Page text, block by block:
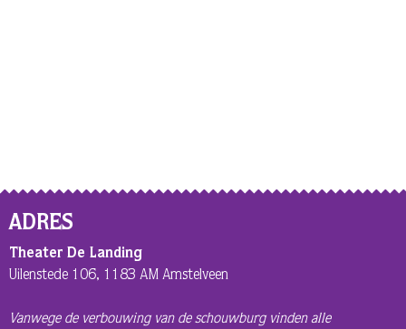
ADRES
Theater De Landing
Uilenstede 106, 1183 AM Amstelveen
Vanwege de verbouwing van de schouwburg vinden alle